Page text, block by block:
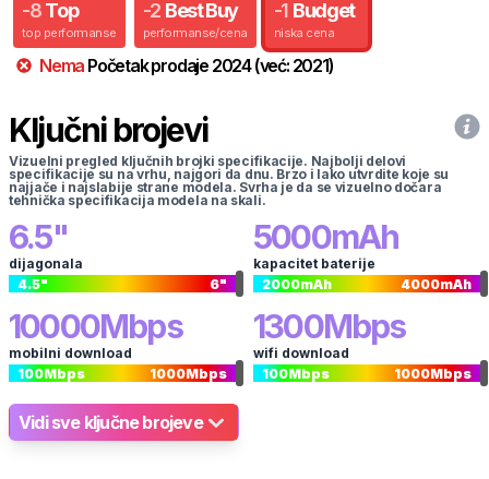
-8 Top
top performanse
-2 Best Buy
performanse/cena
-1 Budget
niska cena
Nema Početak prodaje 2024(već: 2021)
Ključni brojevi
Vizuelni pregled ključnih brojki specifikacije. Najbolji delovi
specifikacije su na vrhu, najgori da dnu. Brzo i lako utvrdite koje su
najjače i najslabije strane modela. Svrha je da se vizuelno dočara
tehnička specifikacija modela na skali.
6.5"
dijagonala
4.5" 6"
5000mAh
kapacitet baterije
2000mAh 4000mAh
10000Mbps
mobilni download
100Mbps 1000Mbps
1300Mbps
wifi download
100Mbps 1000Mbps
Vidi sve ključne brojeve